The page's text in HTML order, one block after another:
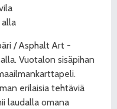
alla
/ Asphalt Art -
Vuotalon sisäpihan
erilaisia tehtäviä
laudalla omana